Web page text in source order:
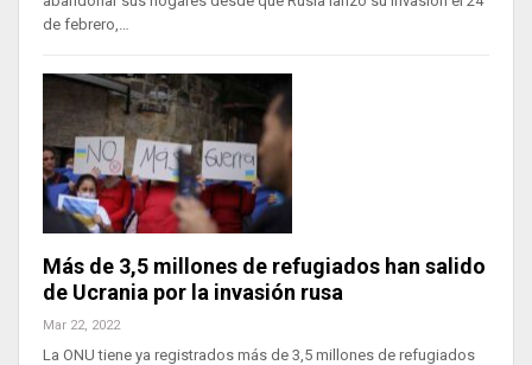
de febrero,…
Más de 3,5 millones de refugiados han salido
de Ucrania por la invasión rusa
Mar 22, 2022
La ONU tiene ya registrados más de 3,5 millones de refugiados